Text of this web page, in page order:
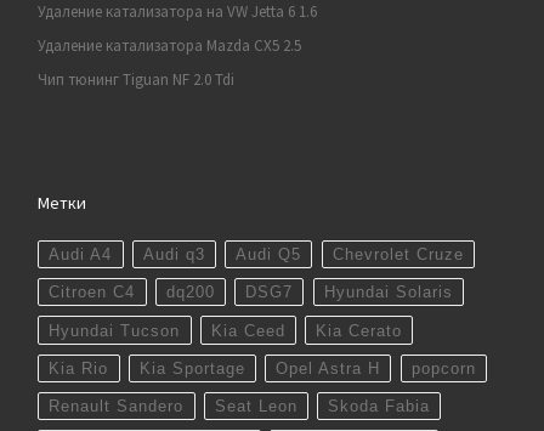
Удаление катализатора на VW Jetta 6 1.6
Удаление катализатора Mazda CX5 2.5
Чип тюнинг Tiguan NF 2.0 Tdi
Метки
Audi A4 Audi q3 Audi Q5 Chevrolet Cruze
Citroen C4 dq200 DSG7 Hyundai Solaris
Hyundai Tucson Kia Ceed Kia Cerato
Kia Rio Kia Sportage Opel Astra H popcorn
Renault Sandero Seat Leon Skoda Fabia